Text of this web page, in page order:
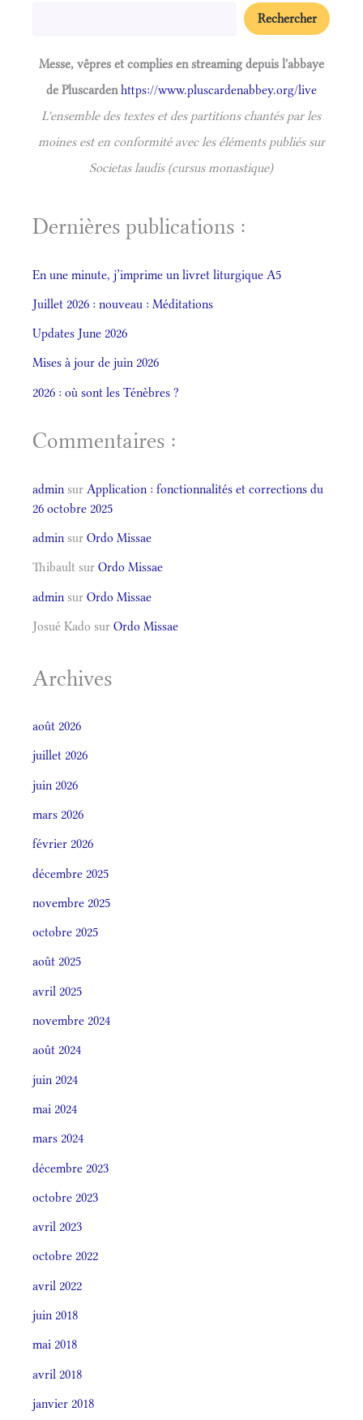
Rechercher
Messe, vêpres et complies en streaming depuis l'abbaye
de Pluscardenhttps://www.pluscardenabbey.org/live
L'ensemble des textes et des partitions chantés par les
moines est en conformité avec les éléments publiés sur
Societas laudis (cursus monastique)
Dernières publications :
En une minute, j’imprime un livret liturgique A5
Juillet 2026 : nouveau : Méditations
Updates June 2026
Mises à jour de juin 2026
2026 : où sont les Ténèbres ?
Commentaires :
admin sur Application : fonctionnalités et corrections du
26 octobre 2025
admin sur Ordo Missae
Thibault sur Ordo Missae
admin sur Ordo Missae
Josué Kado sur Ordo Missae
Archives
août 2026
juillet 2026
juin 2026
mars 2026
février 2026
décembre 2025
novembre 2025
octobre 2025
août 2025
avril 2025
novembre 2024
août 2024
juin 2024
mai 2024
mars 2024
décembre 2023
octobre 2023
avril 2023
octobre 2022
avril 2022
juin 2018
mai 2018
avril 2018
janvier 2018